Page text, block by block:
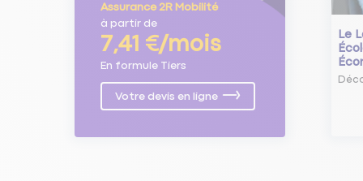
Assurance 2R Mobilité
à partir de
7,41 €/mois
En formule Tiers
Votre devis en ligne
Le